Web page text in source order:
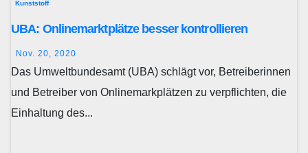
Kunststoff
UBA: Onlinemarktplätze besser kontrollieren
Nov. 20, 2020
Das Umweltbundesamt (UBA) schlägt vor, Betreiberinnen
und Betreiber von Onlinemarkplätzen zu verpflichten, die
Einhaltung des...